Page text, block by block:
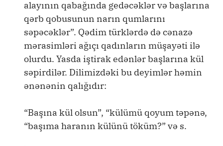
alayının qabağında gedəcəklər və başlarına
qərb qobusunun narın qumlarını
səpəcəklər”. Qədim türklərdə də cənazə
mərasimləri ağıçı qadınların müşayəti ilə
olurdu. Yasda iştirak edənlər başlarına kül
səpirdilər. Dilimizdəki bu deyimlər həmin
ənənənin qalığıdır:
“Başına kül olsun”, “külümü qoyum təpənə,
“başıma haranın külünü töküm?” və s.